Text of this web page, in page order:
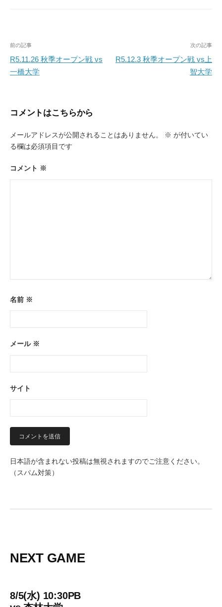
投
稿
ナ
ゲ
シ
ョ
ン
前の記事
R5.11.26 秋季オープン戦 vs
一橋大学
次の記事
R5.12.3 秋季オープン戦 vs上
智大学
コメントはこちらから
メールアドレスが公開されることはありません。 ※ が付いてい
る欄は必須項目です
コメント ※
名前 ※
メール ※
サイト
日本語が含まれない投稿は無視されますのでご注意ください。
（スパム対策）
NEXT GAME
8/5(水) 10:30PB